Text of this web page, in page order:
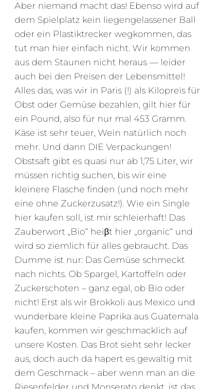
Aber niemand macht das! Ebenso wird auf
dem Spielplatz kein liegengelassener Ball
oder ein Plastiktrecker wegkommen, das
tut man hier einfach nicht. Wir kommen
aus dem Staunen nicht heraus — leider
auch bei den Preisen der Lebensmittel!
Alles das, was wir in Paris (!) als Kilopreis für
Obst oder Gemüse bezahlen, gilt hier für
ein Pound, also für nur mal 453 Gramm.
Käse ist sehr teuer, Wein natürlich noch
mehr. Und dann DIE Verpackungen!
Obstsaft gibt es quasi nur ab 1,75 Liter, wir
müssen richtig suchen, bis wir eine
kleinere Flasche finden (und noch mehr
eine ohne Zuckerzusatz!). Wie ein Single
hier kaufen soll, ist mir schleierhaft! Das
Zauberwort „Bio“ heiβt hier „organic“ und
wird so ziemlich für alles gebraucht. Das
Dumme ist nur: Das Gemüse schmeckt
nach nichts. Ob Spargel, Kartoffeln oder
Zuckerschoten – ganz egal, ob Bio oder
nicht! Erst als wir Brokkoli aus Mexico und
wunderbare kleine Paprika aus Guatemala
kaufen, kommen wir geschmacklich auf
unsere Kosten. Das Brot sieht sehr lecker
aus, doch auch da hapert es gewaltig mit
dem Geschmack – aber wenn man an die